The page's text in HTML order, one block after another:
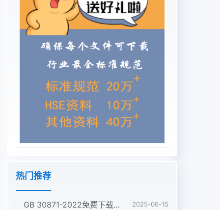
热门推荐
GB 30871-2022免费下载危险化学品企业特殊作业安全规范 2025-06-15